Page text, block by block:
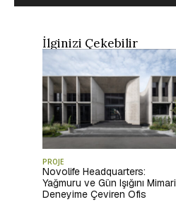
İlginizi Çekebilir
PROJE
Novolife Headquarters:
Yağmuru ve Gün Işığını Mimari
Deneyime Çeviren Ofis